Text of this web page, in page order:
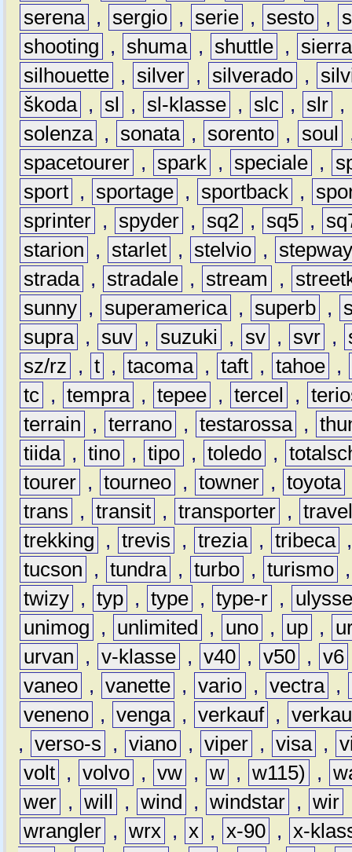
serena , sergio , serie , sesto ,
shooting
, shuma , shuttle ,
sierra
silhouette , silver , silverado ,
škoda , sl , sl-klasse , slc , slr ,
solenza , sonata , sorento , soul
spacetourer , spark , speciale ,
sport , sportage , sportback ,
sprinter , spyder , sq2 , sq5 ,
starion
, starlet , stelvio ,
strada , stradale , stream ,
sunny , superamerica , superb ,
supra , suv , suzuki , sv , svr ,
sz/rz
, t , tacoma , taft , tahoe ,
tc , tempra , tepee , tercel ,
terrain
, terrano , testarossa ,
tiida , tino , tipo , toledo ,
tourer , tourneo , towner , toyota
trans
, transit , transporter ,
trekking
, trevis , trezia , tribeca
tucson
, tundra , turbo , turismo
twizy , typ , type , type-r ,
unimog
, unlimited , uno , up ,
urvan
, v-klasse , v40 , v50 , v6
vaneo , vanette , vario , vectra ,
veneno , venga , verkauf ,
, verso-s , viano , viper , visa ,
volt , volvo , vw , w , w115) ,
wer , will , wind , windstar , wir
wrangler , wrx , x , x-90 , x-